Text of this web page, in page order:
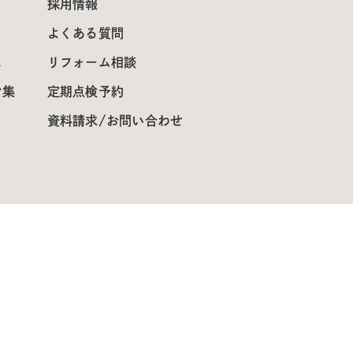
集
採用情報
よくある質問
リフォーム相談
定期点検予約
資料請求/お問い合わせ